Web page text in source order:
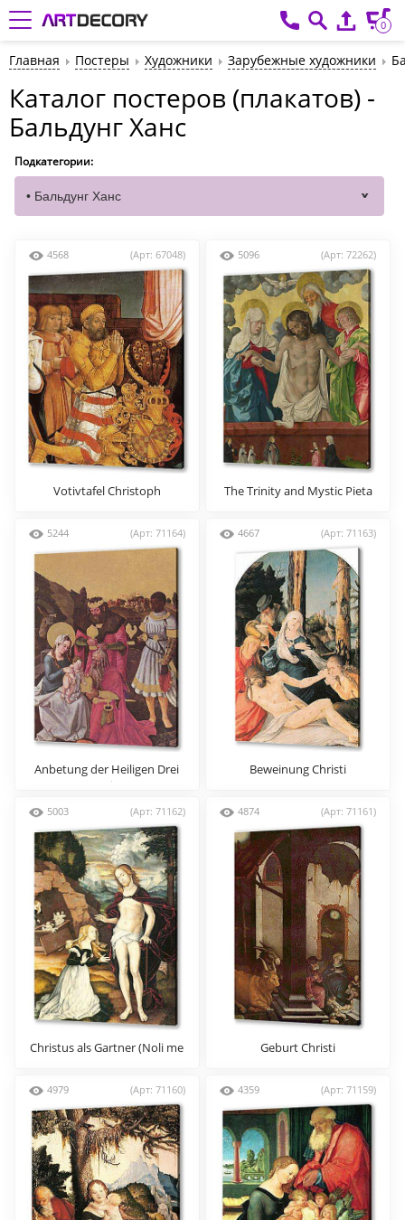
0
Главная Постеры Художники Зарубежные художники
Каталог постеров (плакатов) -
Бальдунг Ханс
Подкатегории:
4568 (Арт: 67048)
Votivtafel Christoph
5096 (Арт: 72262)
The Trinity and Mystic Pieta
5244 (Арт: 71164)
Anbetung der Heiligen Drei
Konige
4667 (Арт: 71163)
Beweinung Christi
5003 (Арт: 71162)
Christus als Gartner (Noli me
4874 (Арт: 71161)
Geburt Christi
4979 (Арт: 71160) 4359 (Арт: 71159)